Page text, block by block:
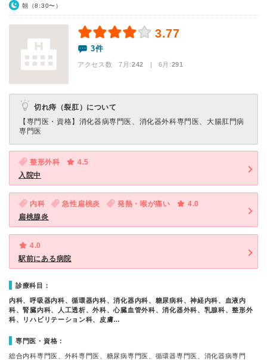
朝（8:30〜）
3.77
3件
アクセス数 7月:242 | 6月:291
切れ痔（裂肛）について
【専門医・資格】 消化器病専門医、消化器外科専門医、大腸肛門病
専門医
整形外科
4.5
入院中
内科 急性扁桃炎 発熱・喉が痛い
4.0
扁桃腺炎
4.0
駅前にある病院
診療科目：
内科、呼吸器内科、循環器内科、消化器内科、糖尿病科、神経内科、血液内
科、腎臓内科、人工透析、外科、心臓血管外科、消化器外科、乳腺科、整形外
科、リハビリテーション科、皮膚…
専門医・資格：
総合内科専門医、外科専門医、糖尿病専門医、循環器専門医、消化器病専門